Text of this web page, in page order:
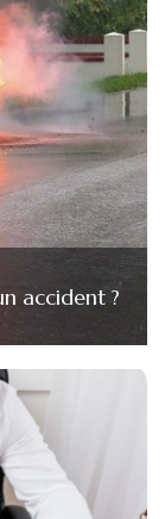
accident ?